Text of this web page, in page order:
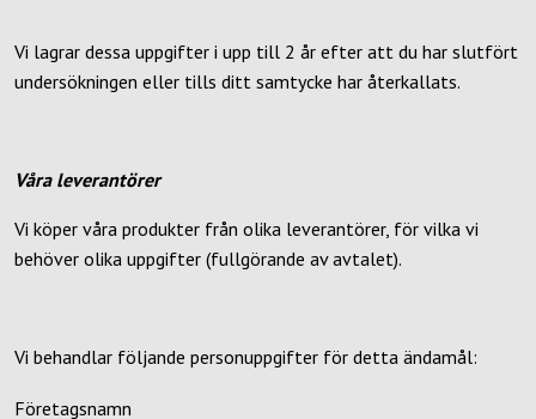
Vi lagrar dessa uppgifter i upp till 2 år efter att du har slutfört
undersökningen eller tills ditt samtycke har återkallats.
Våra leverantörer
Vi köper våra produkter från olika leverantörer, för vilka vi
behöver olika uppgifter (fullgörande av avtalet).
Vi behandlar följande personuppgifter för detta ändamål:
Företagsnamn